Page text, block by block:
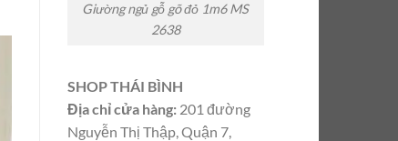
Giường ngủ gỗ gõ đỏ 1m6 MS
2638
SHOP THÁI BÌNH
Địa chỉ cửa hàng:201 đường
Nguyễn Thị Thập, Quận 7,